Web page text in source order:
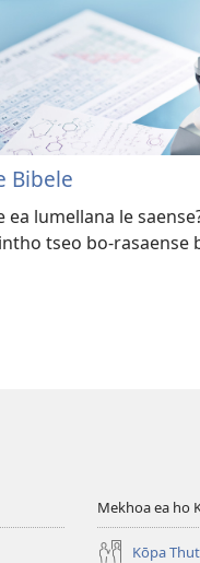
Bibele
ea lumellana le
tseo bo-rasaense
Mekhoa ea ho
Kōpa